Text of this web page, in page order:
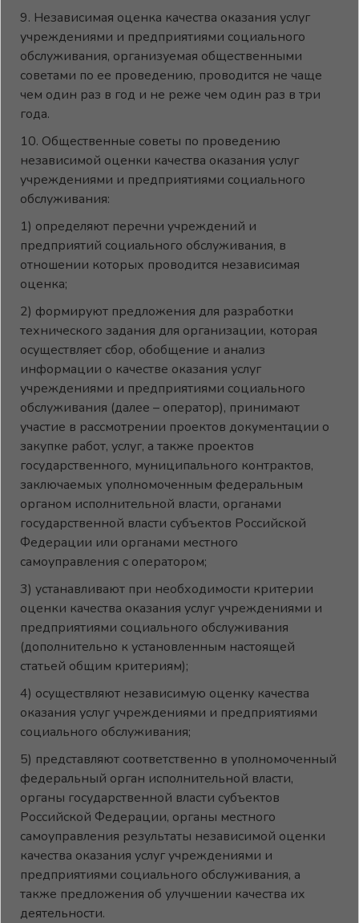
9. Независимая оценка качества оказания услуг
учреждениями и предприятиями социального
обслуживания, организуемая общественными
советами по ее проведению, проводится не чаще
чем один раз в год и не реже чем один раз в три
года.
10. Общественные советы по проведению
независимой оценки качества оказания услуг
учреждениями и предприятиями социального
обслуживания:
1) определяют перечни учреждений и
предприятий социального обслуживания, в
отношении которых проводится независимая
оценка;
2) формируют предложения для разработки
технического задания для организации, которая
осуществляет сбор, обобщение и анализ
информации о качестве оказания услуг
учреждениями и предприятиями социального
обслуживания (далее – оператор), принимают
участие в рассмотрении проектов документации о
закупке работ, услуг, а также проектов
государственного, муниципального контрактов,
заключаемых уполномоченным федеральным
органом исполнительной власти, органами
государственной власти субъектов Российской
Федерации или органами местного
самоуправления с оператором;
3) устанавливают при необходимости критерии
оценки качества оказания услуг учреждениями и
предприятиями социального обслуживания
(дополнительно к установленным настоящей
статьей общим критериям);
4) осуществляют независимую оценку качества
оказания услуг учреждениями и предприятиями
социального обслуживания;
5) представляют соответственно в уполномоченный
федеральный орган исполнительной власти,
органы государственной власти субъектов
Российской Федерации, органы местного
самоуправления результаты независимой оценки
качества оказания услуг учреждениями и
предприятиями социального обслуживания, а
также предложения об улучшении качества их
деятельности.